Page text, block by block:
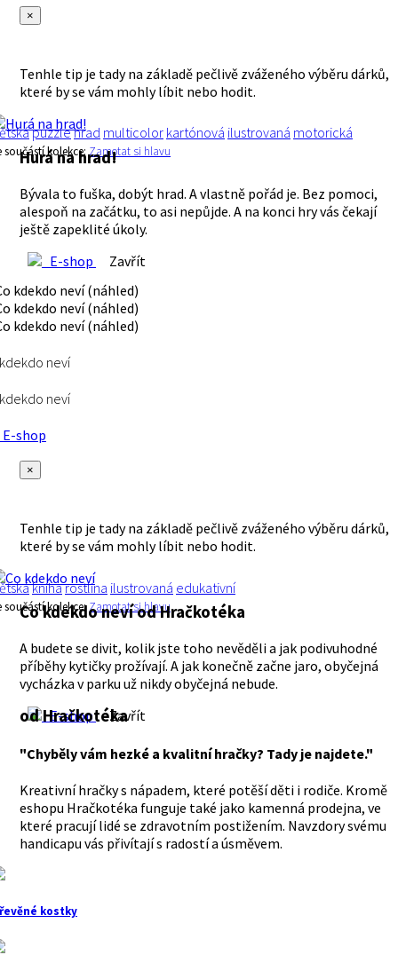
×
Tenhle tip je tady na základě pečlivě zváženého výběru dárků,
které by se vám mohly líbit nebo hodit.
puzzlehrad multicolor kartónová ilustrovaná motorická
součástí kolekce:Zamotat si hlavu
Hurá na hrad!
Bývala to fuška, dobýt hrad. A vlastně pořád je. Bez pomoci,
alespoň na začátku, to asi nepůjde. A na konci hry vás čekají
ještě zapeklité úkoly.
E-shop
Zavřít
neví
neví
shop
×
Tenhle tip je tady na základě pečlivě zváženého výběru dárků,
které by se vám mohly líbit nebo hodit.
kniharostlina ilustrovaná edukativní
součástí kolekce:Zamotat si hlavu
Co kdekdo nevíod Hračkotéka
A budete se divit, kolik jste toho nevěděli a jak podivuhodné
příběhy kytičky prožívají. A jak konečně začne jaro, obyčejná
vycházka v parku už nikdy obyčejná nebude.
E-shop Zavřít
od Hračkotéka
"Chyběly vám hezké a kvalitní hračky? Tady je najdete."
Kreativní hračky s nápadem, které potěší děti i rodiče. Kromě
eshopu Hračkotéka funguje také jako kamenná prodejna, ve
které pracují lidé se zdravotním postižením. Navzdory svému
handicapu vás přivítají s radostí a úsměvem.
kostky